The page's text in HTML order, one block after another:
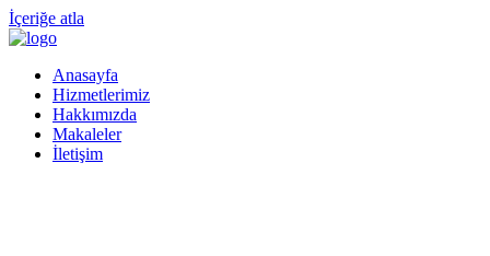
İçeriğe atla
Anasayfa
Hizmetlerimiz
Hakkımızda
Makaleler
İletişim